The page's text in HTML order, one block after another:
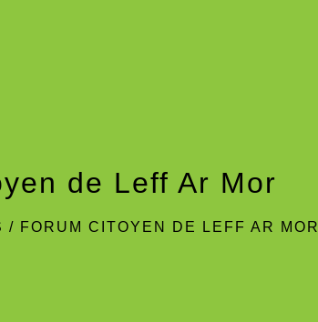
de Leff Ar Mor
/ FORUM CITOYEN DE LEFF AR MOR